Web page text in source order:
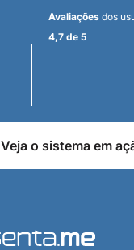
4,7 de 5
Avaliações dos
Veja o sistema em